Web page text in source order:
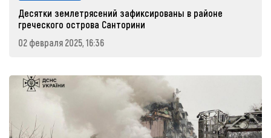
Десятки землетрясений зафиксированы в районе
греческого острова Санторини
02 февраля 2025, 16:36